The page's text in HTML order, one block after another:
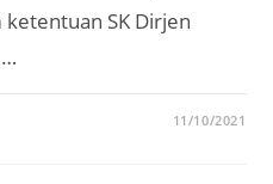
ketentuan SK Dirjen
11/10/2021